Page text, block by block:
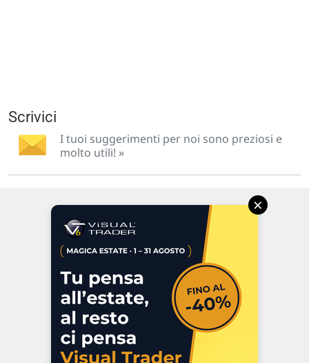
Scrivici
I tuoi suggerimenti per noi sono preziosi e
molto utili! »
Via Macanno, 38/A
47923 Rimini
P.IVA 02 452 460 401
Chi siamo
Commenti e segnalazioni
Contattaci
×